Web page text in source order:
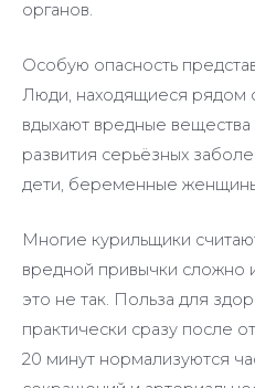
органов.
Особую опасность
Люди, находящиеся рядом
вдыхают вредные
развития серьёзных
дети, беременные
Многие курильщики
вредной привычки сложно
это не так. Польза для
практически сразу после
20 минут нормализуются